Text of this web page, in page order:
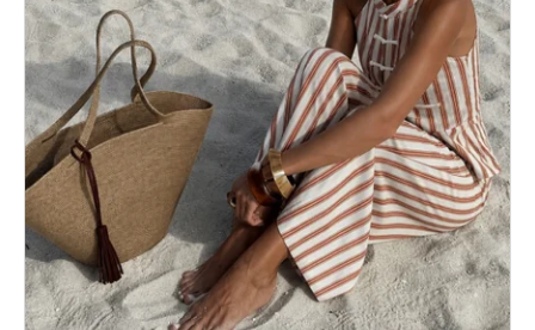
t
o
v
r
o
d
u
k
t
o
v
á
j
s
ť
?
HĽADAŤ